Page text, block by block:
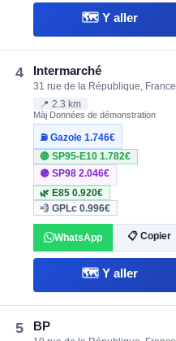
🗺️ Y aller
4 Intermarché
31 rue de la République, France
📍 2.3 km
Màj Données de démonstration
⛽ Gazole1.746€
🔴 SP95-E101.782€
🟣 SP982.046€
🌿 E850.920€
💨 GPLc0.996€
WhatsApp 📋 Copier
🗺️ Y aller
5 BP